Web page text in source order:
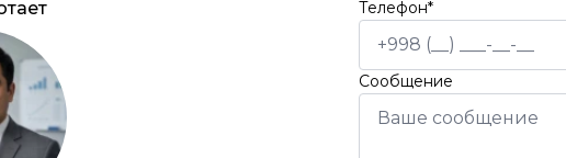
Телефон*
Сообщение